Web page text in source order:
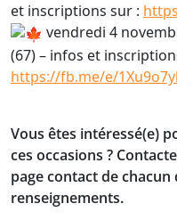
et inscriptions sur :
vendredi 4
(67) – infos et
https://fb.me/e/
Vous êtes intéressé(e)
ces occasions ?
page contact de
renseignements.